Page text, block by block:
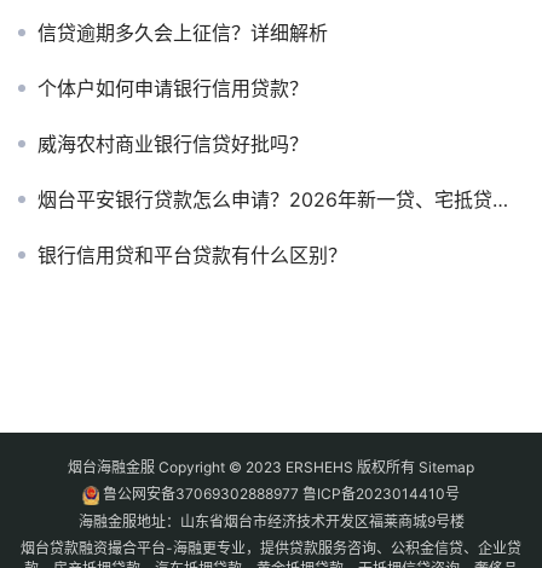
信贷逾期多久会上征信？详细解析
个体户如何申请银行信用贷款？
威海农村商业银行信贷好批吗？
烟台平安银行贷款怎么申请？2026年新一贷、宅抵贷利率与条件详解
银行信用贷和平台贷款有什么区别？
烟台海融金服 Copyright © 2023 ERSHEHS 版权所有 Sitemap
鲁公网安备37069302888977 鲁ICP备2023014410号
海融金服地址：山东省烟台市经济技术开发区福莱商城9号楼
烟台贷款融资撮合平台-海融更专业，提供贷款服务咨询、公积金信贷、企业贷